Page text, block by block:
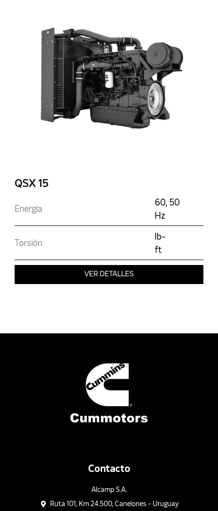
QSX 15
Energía
60, 50
Hz
Torsión
lb-
ft
VER DETALLES
Contacto
Alcamp S.A.
Ruta 101, Km 24.500, Canelones - Uruguay